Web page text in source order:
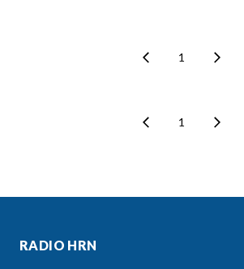
1
1
RADIO HRN